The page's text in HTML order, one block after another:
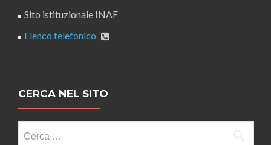
Sito istituzionale INAF
Elenco telefonico
CERCA NEL SITO
per: